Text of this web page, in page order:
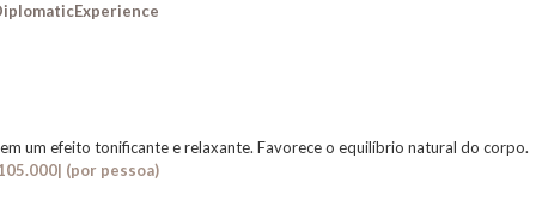
um efeito tonificante e relaxante. Favorece o equilíbrio natural do corpo.
(por pessoa)